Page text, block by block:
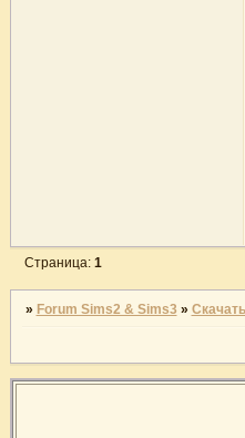
Страница: 1
» Forum Sims2 & Sims3 »